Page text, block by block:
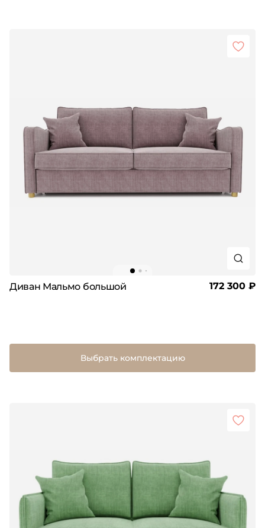
Диван Мальмо большой 172 300 ₽
Выбрать комплектацию